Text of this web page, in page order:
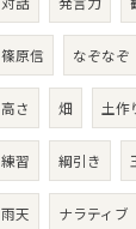
篠原信 なぞなぞ
高さ 畑 土作
練習 綱引き
雨天 ナラティブ